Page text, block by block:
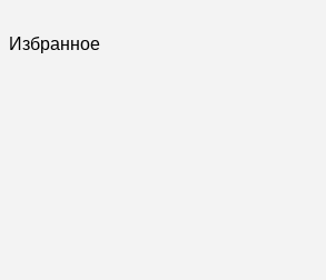
Избранное